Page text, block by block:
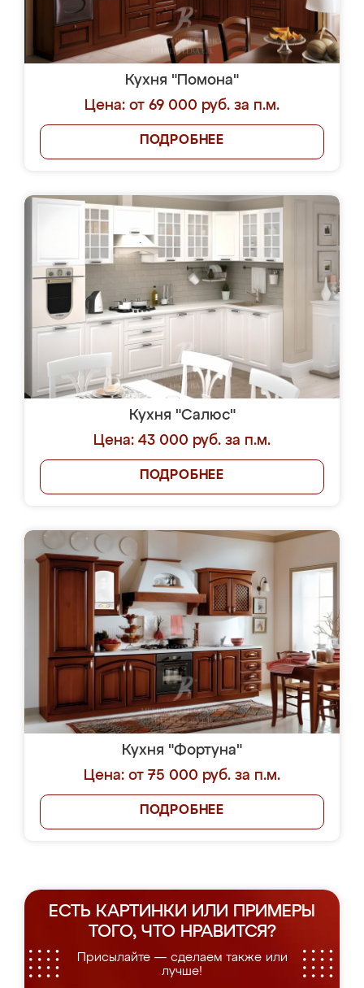
Кухня "Помона"
Цена: от 69 000 руб. за п.м.
ПОДРОБНЕЕ
Кухня "Салюс"
Цена: 43 000 руб. за п.м.
ПОДРОБНЕЕ
Кухня "Фортуна"
Цена: от 75 000 руб. за п.м.
ПОДРОБНЕЕ
ЕСТЬ КАРТИНКИ ИЛИ ПРИМЕРЫ
ТОГО, ЧТО НРАВИТСЯ?
Присылайте — сделаем также или
лучше!